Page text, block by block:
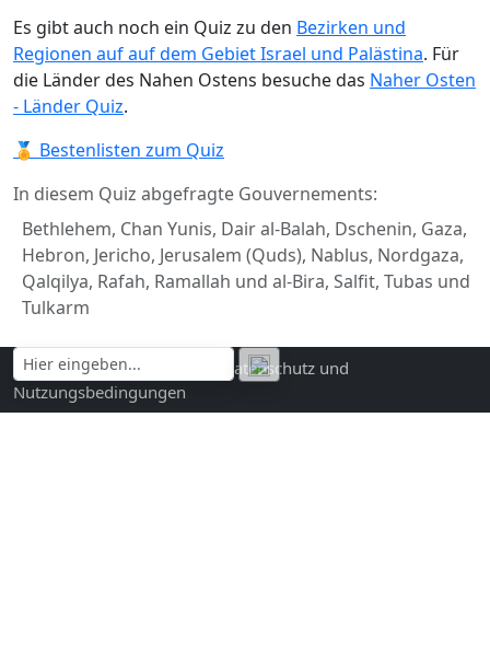
Es gibt auch noch ein Quiz zu den Bezirken und
Regionen auf auf dem Gebiet Israel und Palästina. Für
die Länder des Nahen Ostens besuche das Naher Osten
- Länder Quiz.
🏅 Bestenlisten zum Quiz
In diesem Quiz abgefragte Gouvernements:
Bethlehem, Chan Yunis, Dair al-Balah, Dschenin, Gaza,
Hebron, Jericho, Jerusalem (Quds), Nablus, Nordgaza,
Qalqilya, Rafah, Ramallah und al-Bira, Salfit, Tubas und
Tulkarm
Kontakt und Impressum
Datenschutz und
Nutzungsbedingungen